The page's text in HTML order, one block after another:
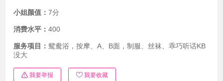
小姐颜值： 7分
消费水平： 400
服务项目： 鸳鸯浴，按摩、A、B面，制服、丝袜、乖巧听话KB
没大
我要举报 我要收藏